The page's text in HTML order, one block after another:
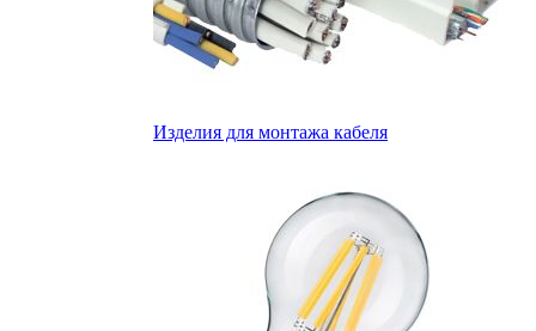
Изделия для монтажа кабеля